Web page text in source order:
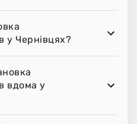
у Чернівцях?
вдома у